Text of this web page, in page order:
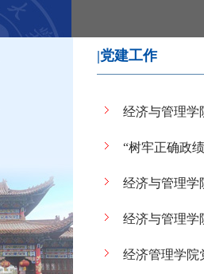
|党建工作
经济与管理学
“树牢正确政
经济与管理学
经济与管理学
经济管理学院